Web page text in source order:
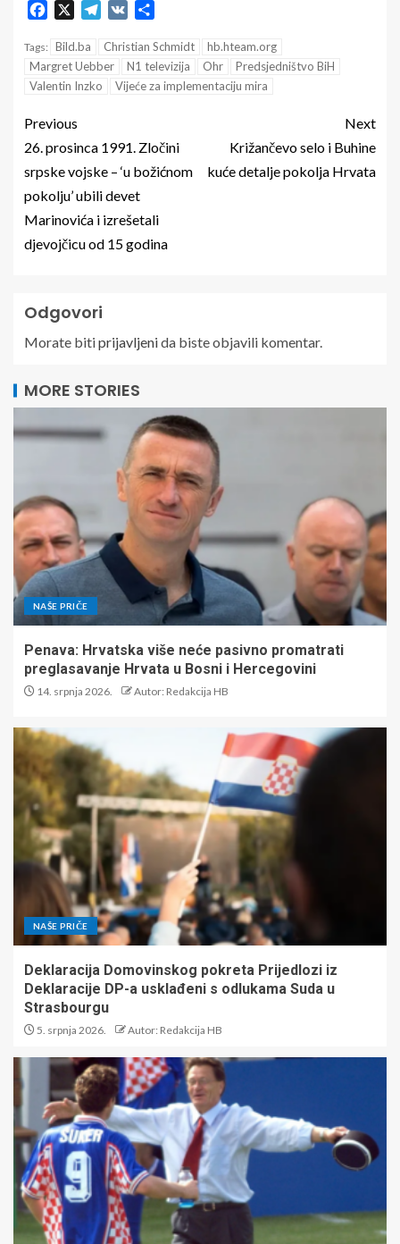
Facebook Telegram
VK
Tags: Bild.ba Christian Schmidt
hb.hteam.org
Margret Uebber
N1 televizija Ohr
Predsjedništvo BiH
Valentin Inzko
Vijeće za implementaciju mira
Previous
26. prosinca 1991. Zločini
srpske vojske – ‘u božićnom
pokolju’ ubili devet
Marinovića i izrešetali
djevojčicu od 15 godina
Next
Križančevo selo i Buhine
kuće detalje pokolja Hrvata
Odgovori
Morate bitiprijavljenida biste objavili komentar.
MORE STORIES
NAŠE PRIČE
Penava: Hrvatska više neće pasivno promatrati
preglasavanje Hrvata u Bosni i Hercegovini
14. srpnja 2026. Autor: Redakcija HB
NAŠE PRIČE
Deklaracija Domovinskog pokreta Prijedlozi iz
Deklaracije DP-a usklađeni s odlukama Suda u
Strasbourgu
5. srpnja 2026. Autor: Redakcija HB